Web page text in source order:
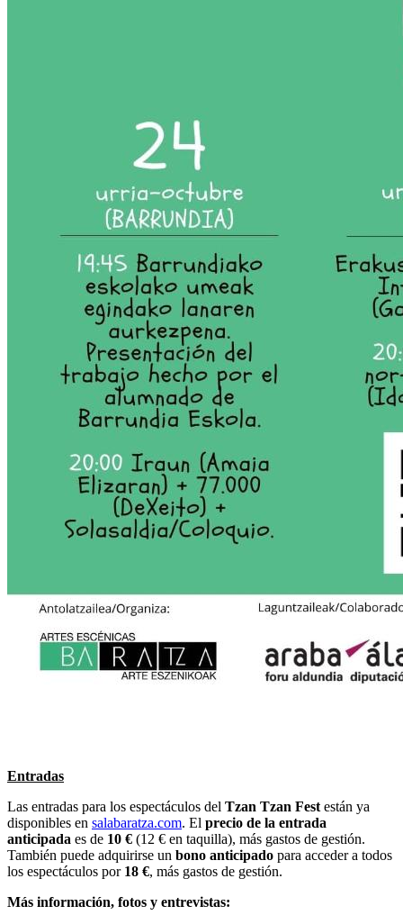
Entradas
Las entradas para los espectáculos del Tzan Tzan Fest están ya
disponibles en salabaratza.com. El precio de la entrada
anticipada es de 10 € (12 € en taquilla), más gastos de gestión.
También puede adquirirse un bono anticipado para acceder a todos
los espectáculos por 18 €, más gastos de gestión.
Más información, fotos y entrevistas: